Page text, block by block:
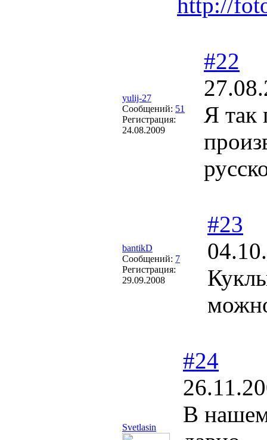
yulij-27
Сообщений: 51
Регистрация:
24.08.2009
#22
Я так
bantikD
Сообщений: 7
Регистрация:
29.09.2008
#23
Svetlasin
#24
В